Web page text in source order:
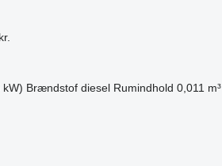
kW) Brændstof diesel Rumindhold 0,011 m³